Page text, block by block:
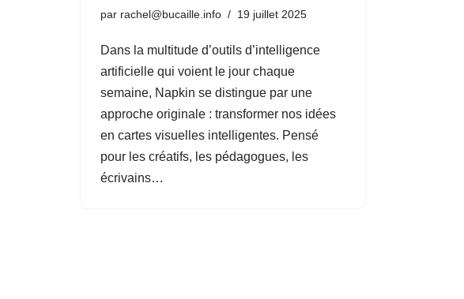
par rachel@bucaille.info 19 juillet 2025
Dans la multitude d’outils d’intelligence
artificielle qui voient le jour chaque
semaine, Napkin se distingue par une
approche originale : transformer nos idées
en cartes visuelles intelligentes. Pensé
pour les créatifs, les pédagogues, les
écrivains…